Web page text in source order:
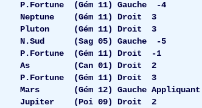
(Gém 11) Gauche -4
(Gém 11) Droit 3
(Gém 11) Droit 3
(Sag 05) Gauche -5
(Gém 11) Droit -1
As (Can 01) Droit 2
(Gém 11) Droit 3
(Gém 12) Gauche Appliquant
Jupiter (Poi 09) Droit 2